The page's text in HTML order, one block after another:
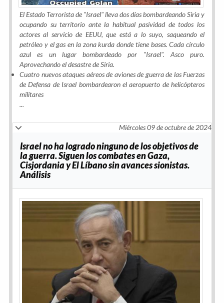
El Estado Terrorista de "Israel" lleva dos días bombardeando Siria y
ocupando su territorio ante la habitual pasividad de todos los
actores al servicio de EEUU, que está a lo suyo, saqueando el
petróleo y el gas en la zona kurda donde tiene bases. Cada círculo
azul es un lugar bombardeado por "Israel". Asco puro.
Aprovechando el desastre de Siria.
Cuatro nuevos ataques aéreos de aviones de guerra de las Fuerzas
de Defensa de Israel bombardearon el aeropuerto de helicópteros
militares
...
Miércoles 09 de octubre de 2024
Israel no ha logrado ninguno de los objetivos de
la guerra. Siguen los combates en Gaza,
Cisjordania y El Líbano sin avances sionistas.
Análisis